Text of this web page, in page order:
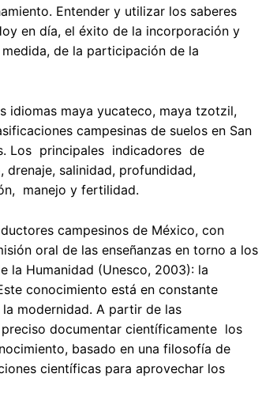
Entender y utilizar los saberes
en día, el éxito de la incorporación y
de la participación de la
maya yucateco, maya tzotzil,
campesinas de suelos en San
Los principales indicadores de
salinidad, profundidad,
manejo y fertilidad.
campesinos de México, con
oral de las enseñanzas en torno a los
la Humanidad (Unesco, 2003): la
conocimiento está en constante
modernidad. A partir de las
documentar científicamente los
basado en una filosofía de
científicas para aprovechar los